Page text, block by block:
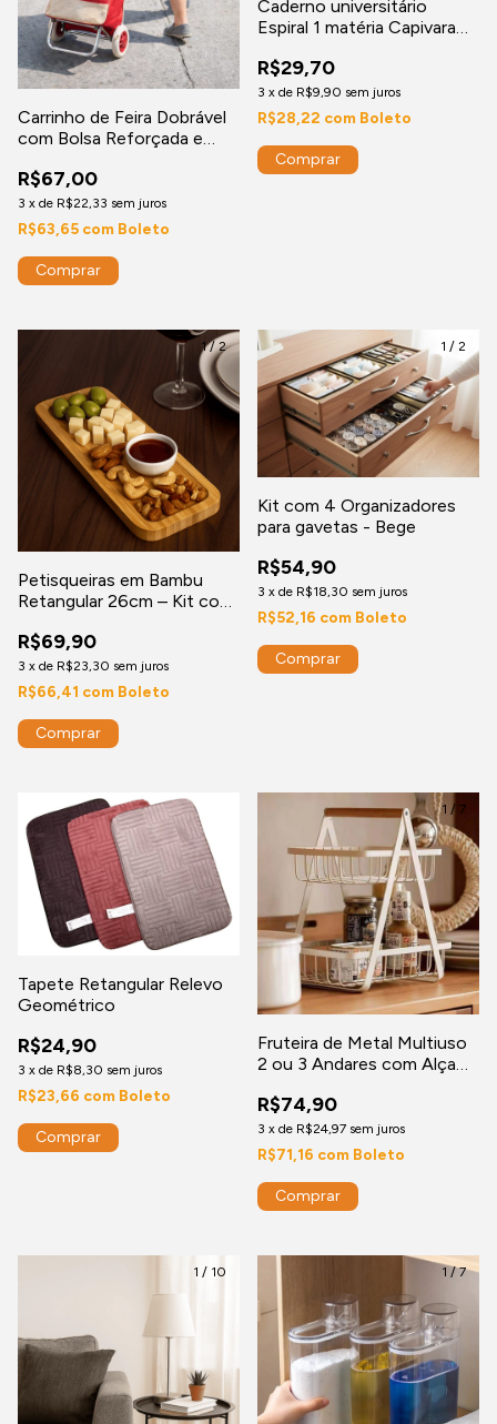
Carrinho de Feira Dobrável
com Bolsa Reforçada e
Resistente
R$67,00
3 x de R$22,33 sem juros
R$63,65 com Boleto
Caderno universitário
Espiral 1 matéria Capivara
R$29,70
3 x de R$9,90 sem juros
R$28,22 com Boleto
1/2
Petisqueiras em Bambu
Retangular 26cm – Kit com
Sofisticadas
R$69,90
3 x de R$23,30 sem juros
R$66,41 com Boleto
1 / 2
Kit com 4 Organizadores
para gavetas - Bege
R$54,90
3 x de R$18,30 sem juros
R$52,16 com Boleto
Tapete Retangular Relevo
Geométrico
R$24,90
3 x de R$8,30 sem juros
R$23,66 com Boleto
1 / 7
Fruteira de Metal Multiuso
2 ou 3 Andares com Alça
R$74,90
3 x de R$24,97 sem juros
R$71,16 com Boleto
Comprar
1 / 10 1 /7